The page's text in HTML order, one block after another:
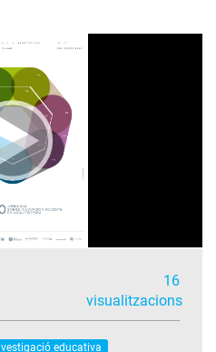
16
visualitzacions
educativa